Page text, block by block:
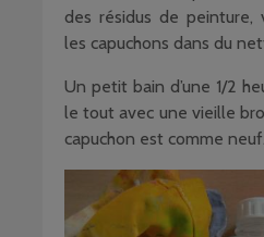
des résidus de peinture,
les capuchons dans du
Un petit bain d’une 1/2
le tout avec une vieille
capuchon est comme neuf.